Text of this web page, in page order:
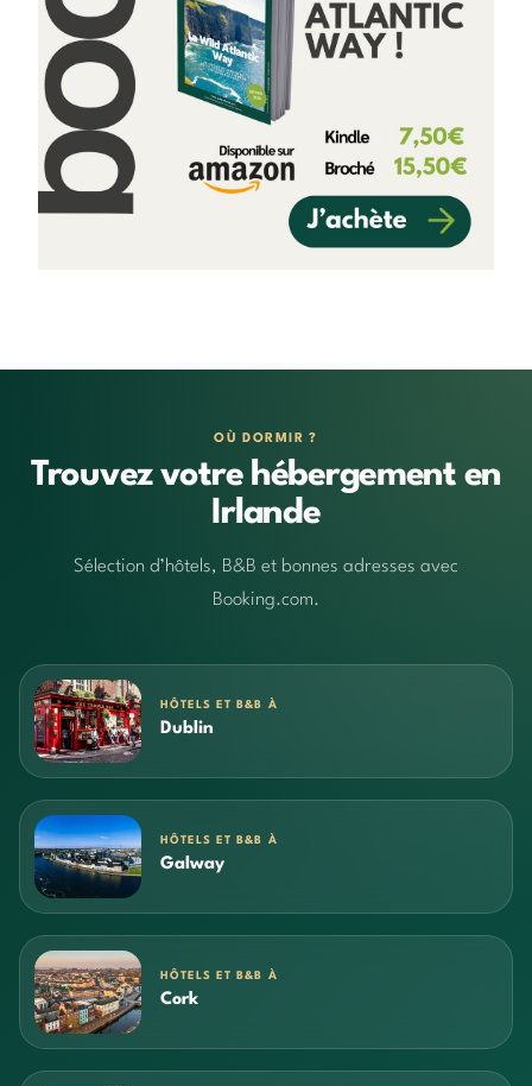
OÙ DORMIR ?
Trouvez votre hébergement en
Irlande
Sélection d’hôtels, B&B et bonnes adresses avec
Booking.com.
HÔTELS ET B&B À
Dublin
HÔTELS ET B&B À
Galway
HÔTELS ET B&B À
Cork